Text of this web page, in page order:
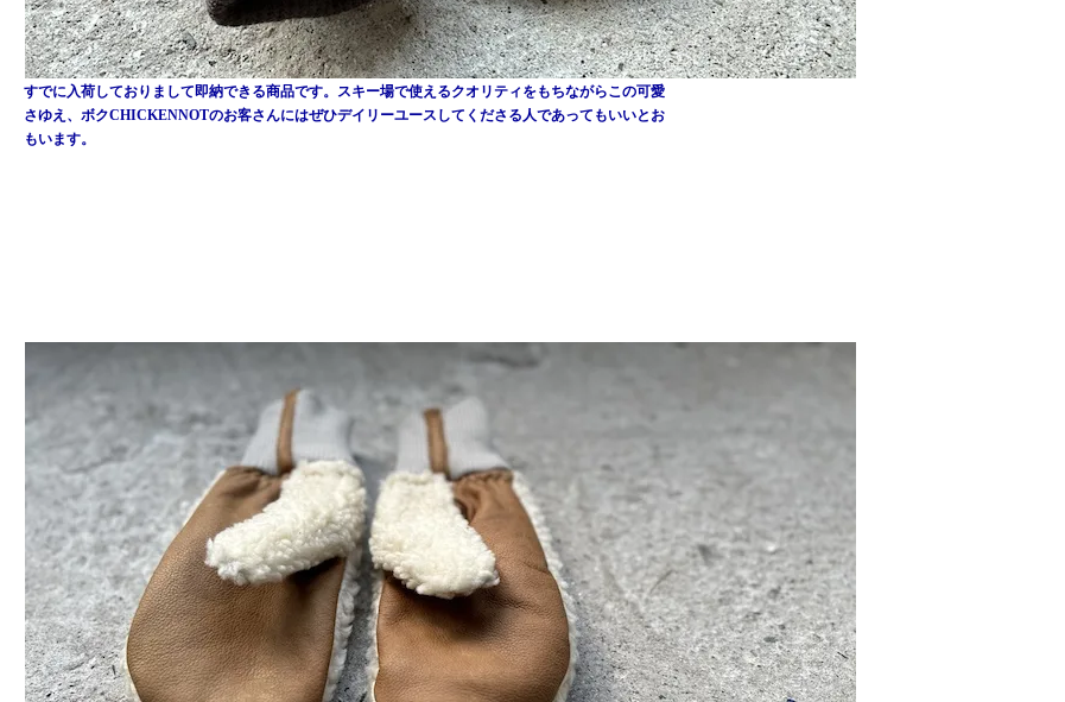
すでに入荷しておりまして即納できる商品です。スキー場で使えるクオリティをもちながらこの可愛
さゆえ、ボクCHICKENNOTのお客さんにはぜひデイリーユースしてくださる人であってもいいとお
もいます。